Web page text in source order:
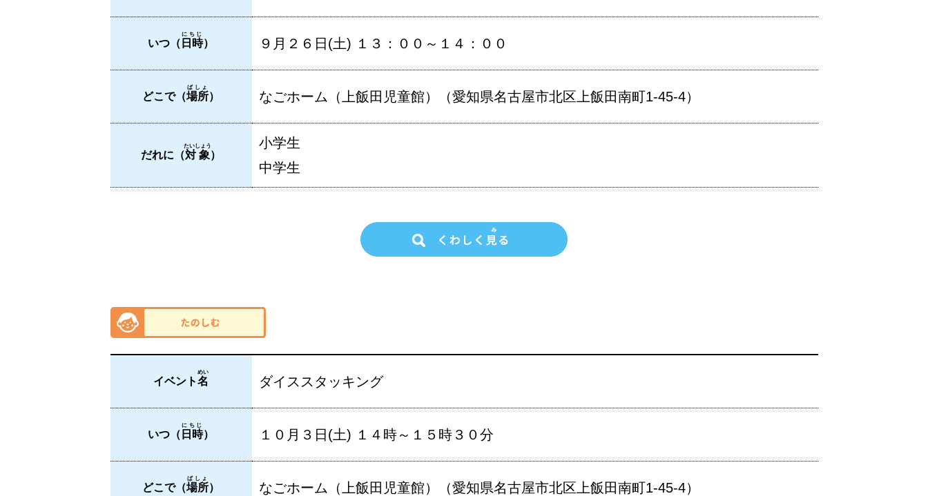
いつ（ 日時
にちじ
） ９月２６日(土) １３：００～１４：００
どこで（場所
ばしょ
） なごホーム（上飯田児童館）（愛知県名古屋市北区上飯田南町1-45-4）
だれに（対象
たいしょう
）
小学生
中学生
イベント名
めい
ダイススタッキング
いつ（ 日時
にちじ
） １０月３日(土) １４時～１５時３０分
どこで（場所
ばしょ
） なごホーム（上飯田児童館）（愛知県名古屋市北区上飯田南町1-45-4）